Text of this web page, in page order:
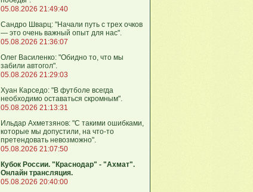
05.08.2026 21:49:40
Сандро Шварц: "Начали путь с трех очков
— это очень важный опыт для нас".
05.08.2026 21:36:07
Олег Василенко: "Обидно то, что мы
забили автогол".
05.08.2026 21:29:03
Хуан Карседо: "В футболе всегда
необходимо оставаться скромным".
05.08.2026 21:13:31
Ильдар Ахметзянов: "С такими ошибками,
которые мы допустили, на что‑то
претендовать невозможно".
05.08.2026 21:07:50
Кубок России. "Краснодар" - "Ахмат".
Онлайн трансляция.
05.08.2026 20:40:00